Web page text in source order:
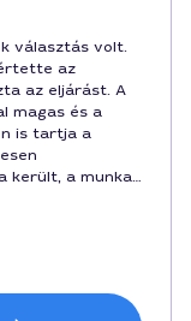
választás volt.
az
az eljárást. A
magas és a
is tartja a
került, a munka